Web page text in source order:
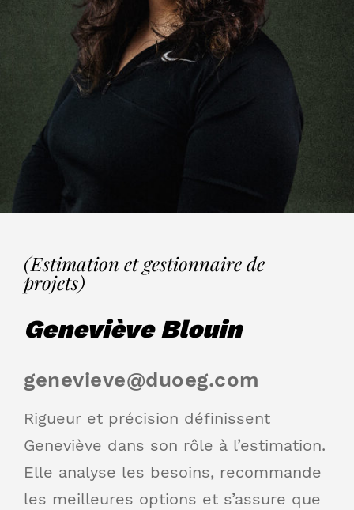
(Estimation et gestionnaire de
projets)
Geneviève Blouin
genevieve@duoeg.com
Rigueur et précision définissent
Geneviève dans son rôle à l’estimation.
Elle analyse les besoins, recommande
les meilleures options et s’assure que